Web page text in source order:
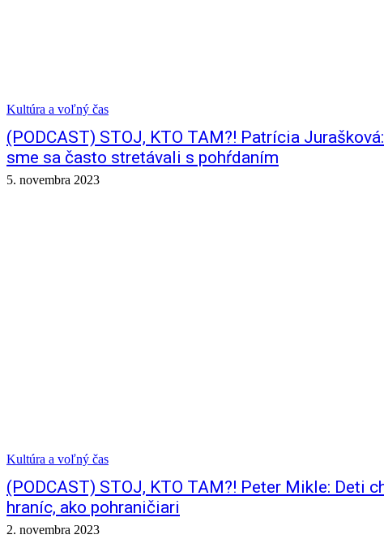
Kultúra a voľný čas
(PODCAST) STOJ, KTO TAM?! Patrícia
sme sa často stretávali s pohŕdaním
5. novembra 2023
Kultúra a voľný čas
(PODCAST) STOJ, KTO TAM?! Peter Mikle: Deti
hraníc, ako pohraničiari
2. novembra 2023